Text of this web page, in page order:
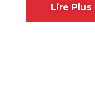
Lire Plus